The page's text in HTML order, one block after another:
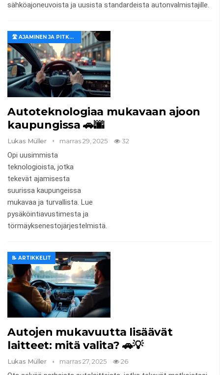
sähköajoneuvoista ja uusista standardeista autonvalmistajille.
🛣️ AJAMINEN JA PITKÄT MATKAT
Autoteknologiaa mukavaan ajoon
kaupungissa 🚗🌆
Lukas Müller marras 29, 2025 32
Opi uusimmista
teknologioista, jotka
tekevät ajamisesta
suurissa kaupungeissa
mukavaa ja turvallista. Lue
pysäköintiavustimesta ja
törmäyksenestojärjestelmistä.
📝 ARTIKKELIT
Autojen mukavuutta lisäävät
laitteet: mitä valita? 🚗💡
Lukas Müller marras 27, 2025 26